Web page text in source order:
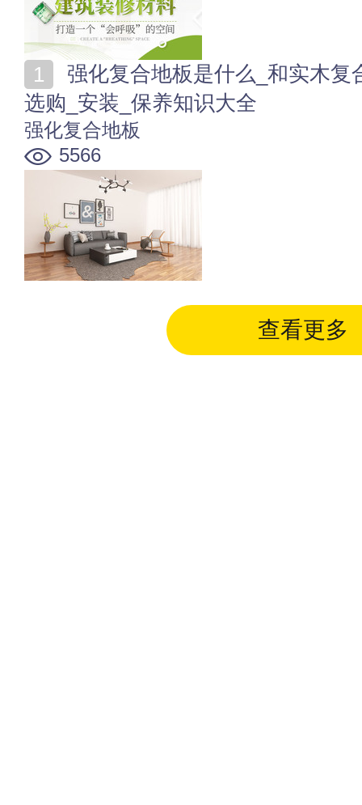
选购_安装_保养知识大全
强化复合地板
5566
查看更多